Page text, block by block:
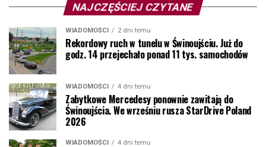
NAJCZĘŚCIEJ CZYTANE
WIADOMOŚCI 2 dni temu
Rekordowy ruch w tunelu w Świnoujściu. Już do
godz. 14 przejechało ponad 11 tys. samochodów
WIADOMOŚCI 4 dni temu
Zabytkowe Mercedesy ponownie zawitają do
Świnoujścia. We wrześniu rusza StarDrive Poland
2026
WIADOMOŚCI 4 dni temu